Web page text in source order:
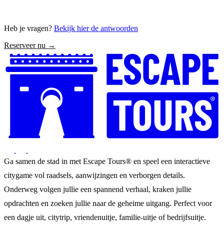
Heb je vragen? Bekijk hier de antwoorden
Reserveer nu →
Ga samen de stad in met Escape Tours® en speel een interactieve
citygame vol raadsels, aanwijzingen en verborgen details.
Onderweg volgen jullie een spannend verhaal, kraken jullie
opdrachten en zoeken jullie naar de geheime uitgang. Perfect voor
een dagje uit, citytrip, vriendenuitje, familie-uitje of bedrijfsuitje.